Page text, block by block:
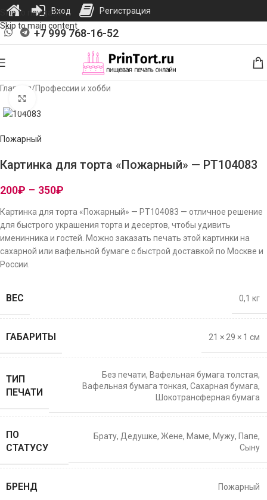
Skip to navigation
Skip to main content
+7 999 768-16-52
Главная/Профессии и хобби
Пожарный
Картинка для торта «Пожарный» — PT104083
200₽ – 350₽
Картинка для торта «Пожарный» — PT104083 — отличное решение
для быстрого украшения торта и десертов, чтобы удивить
именинника и гостей. Можно заказать печать этой картинки на
сахарной или вафельной бумаге с быстрой доставкой по Москве и
России.
ВЕС 0,1 кг
ГАБАРИТЫ 21 × 29 × 1 см
ТИП
ПЕЧАТИ
Без печати, Вафельная бумага толстая,
Вафельная бумага тонкая, Сахарная бумага,
Шокотрансферная бумага
ПО
СТАТУСУ
Брату, Дедушке, Жене, Маме, Мужу, Папе,
Сыну
БРЕНД Пожарный
Вход Регистрация